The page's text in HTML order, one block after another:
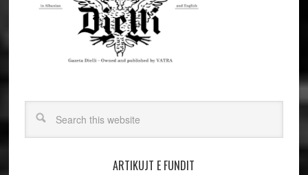
ARTIKUJT E FUNDIT